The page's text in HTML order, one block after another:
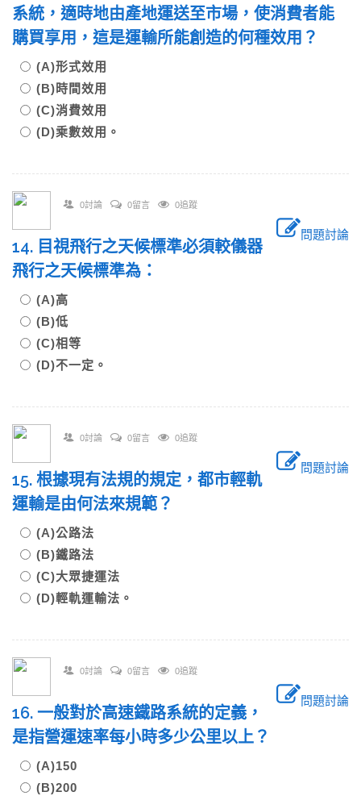
系統，適時地由產地運送至市場，使消費者能
購買享用，這是運輸所能創造的何種效用？
(A)形式效用
(B)時間效用
(C)消費效用
(D)乘數效用。
0討論 0留言 0追蹤
問題討論
14. 目視飛行之天候標準必須較儀器
飛行之天候標準為：
(A)高
(B)低
(C)相等
(D)不一定。
0討論 0留言 0追蹤
問題討論
15. 根據現有法規的規定，都市輕軌
運輸是由何法來規範？
(A)公路法
(B)鐵路法
(C)大眾捷運法
(D)輕軌運輸法。
0討論 0留言 0追蹤
問題討論
16. 一般對於高速鐵路系統的定義，
是指營運速率每小時多少公里以上？
(A)150
(B)200